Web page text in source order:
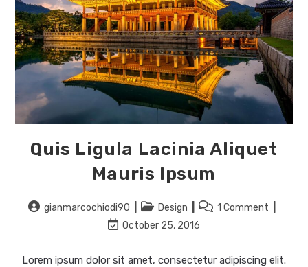
Quis Ligula Lacinia Aliquet
Mauris Ipsum
gianmarcochiodi90 Design
1 Comment
October 25, 2016
Lorem ipsum dolor sit amet, consectetur adipiscing elit.